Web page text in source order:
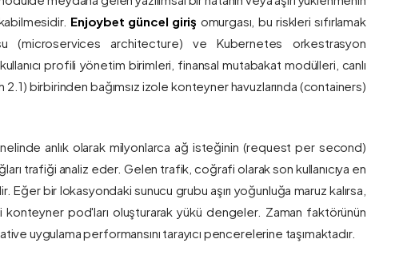
Enjoybet güncel giriş omurgası, bu riskleri sıfırlamak
(microservices architecture) ve Kubernetes orkestrasyon
profili yönetim birimleri, finansal mutabakat modülleri, canlı
birbirinden bağımsız izole konteyner havuzlarında (containers)
anlık olarak milyonlarca ağ isteğinin (request per second)
trafiği analiz eder. Gelen trafik, coğrafi olarak son kullanıcıya en
bir lokasyondaki sunucu grubu aşırı yoğunluğa maruz kalırsa,
pod'ları oluşturarak yükü dengeler. Zaman faktörünün
uygulama performansını tarayıcı pencerelerine taşımaktadır.